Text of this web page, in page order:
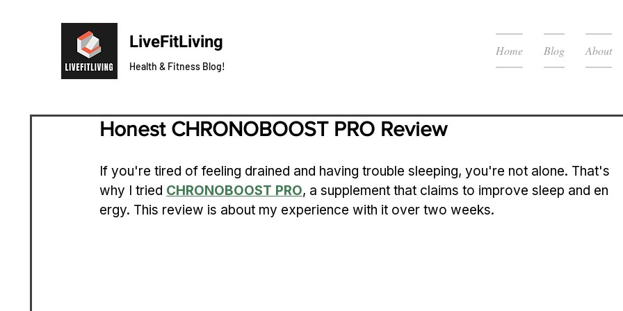
LiveFitLiving
Health & Fitness Blog!
Home Blog About
Honest CHRONOBOOST PRO Review
If you're tired of feeling drained and having trouble sleeping, you're not alone. That's
why I tried CHRONOBOOST PRO, a supplement that claims to improve sleep and en
ergy. This review is about my experience with it over two weeks.